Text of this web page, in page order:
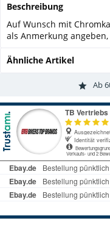
Beschreibung
Auf Wunsch mit
als Anmerkung
Ähnliche Artikel
Ab